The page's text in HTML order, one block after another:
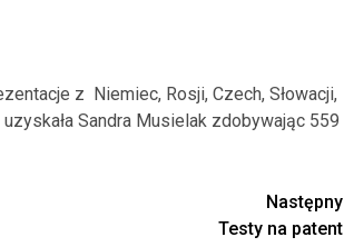
z Niemiec, Rosji, Czech, Słowacji,
Sandra Musielak zdobywając 559
Następny
Testy na patent